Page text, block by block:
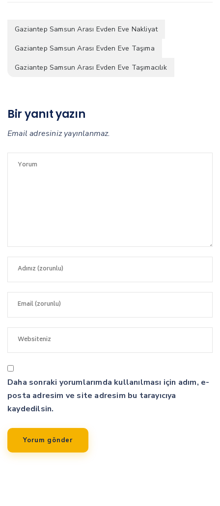
Gaziantep Samsun Arası Evden Eve Nakliyat
Gaziantep Samsun Arası Evden Eve Taşıma
Gaziantep Samsun Arası Evden Eve Taşımacılık
Bir yanıt yazın
Email adresiniz yayınlanmaz.
Daha sonraki yorumlarımda kullanılması için adım, e-
posta adresim ve site adresim bu tarayıcıya
kaydedilsin.